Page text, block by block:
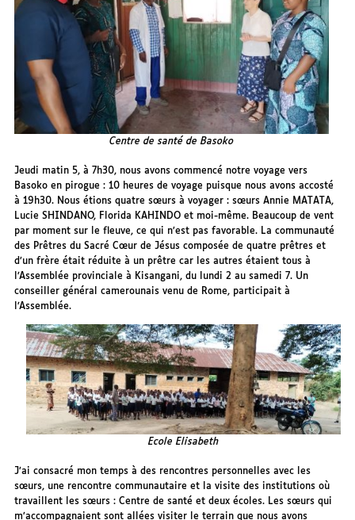
Centre de santé de Basoko
Jeudi matin 5, à 7h30, nous avons commencé notre voyage vers
Basoko en pirogue : 10 heures de voyage puisque nous avons accosté
à 19h30. Nous étions quatre sœurs à voyager : sœurs Annie MATATA,
Lucie SHINDANO, Florida KAHINDO et moi-même. Beaucoup de vent
par moment sur le fleuve, ce qui n’est pas favorable. La communauté
des Prêtres du Sacré Cœur de Jésus composée de quatre prêtres et
d’un frère était réduite à un prêtre car les autres étaient tous à
l’Assemblée provinciale à Kisangani, du lundi 2 au samedi 7. Un
conseiller général camerounais venu de Rome, participait à
l’Assemblée.
Ecole Elisabeth
J’ai consacré mon temps à des rencontres personnelles avec les
sœurs, une rencontre communautaire et la visite des institutions où
travaillent les sœurs : Centre de santé et deux écoles. Les sœurs qui
m’accompagnaient sont allées visiter le terrain que nous avons